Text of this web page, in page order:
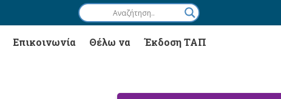
Επικοινωνία Θέλω να Έκδοση ΤΑΠ